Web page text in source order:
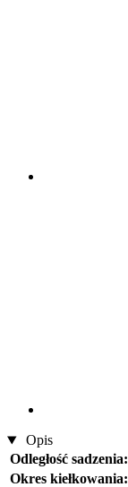
Opis
Odległość sadzenia:
Okres kiełkowania: